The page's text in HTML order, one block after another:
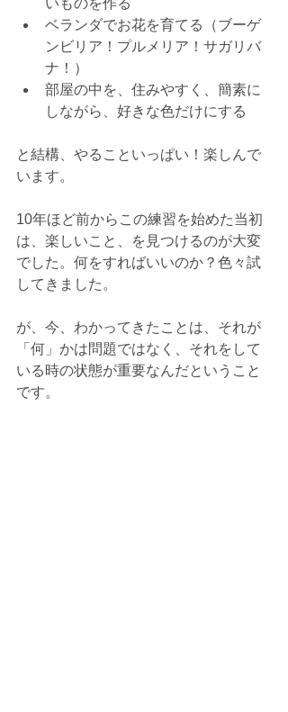
いものを作る
ベランダでお花を育てる（ブーゲ
ンビリア！プルメリア！サガリバ
ナ！）
部屋の中を、住みやすく、簡素に
しながら、好きな色だけにする
と結構、やることいっぱい！楽しんで
います。
10年ほど前からこの練習を始めた当初
は、楽しいこと、を見つけるのが大変
でした。何をすればいいのか？色々試
してきました。
が、今、わかってきたことは、それが
「何」かは問題ではなく、それをして
いる時の状態が重要なんだということ
です。